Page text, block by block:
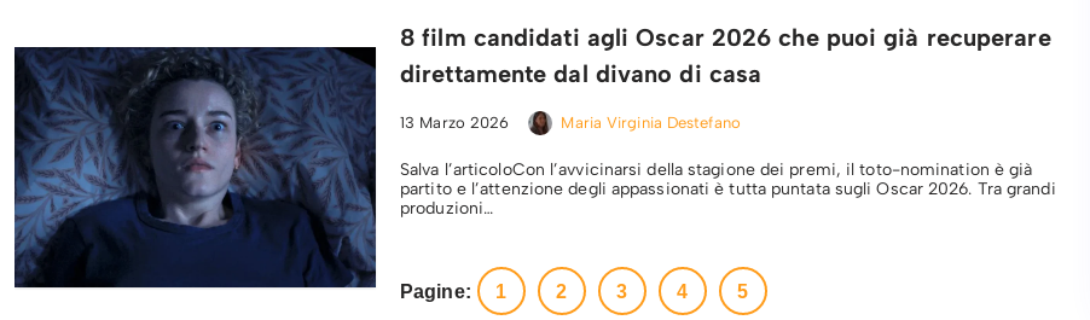
8 film candidati agli Oscar 2026 che puoi già recuperare
direttamente dal divano di casa
13 Marzo 2026 Maria Virginia Destefano
Salva l’articoloCon l’avvicinarsi della stagione dei premi, il toto-nomination è già
partito e l’attenzione degli appassionati è tutta puntata sugli Oscar 2026. Tra grandi
produzioni…
Pagine: 1 2 3 4 5